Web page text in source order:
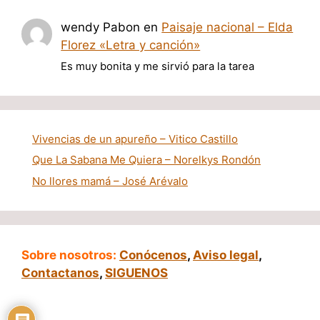
wendy Pabon en Paisaje nacional – Elda
Florez «Letra y canción»
Es muy bonita y me sirvió para la tarea
Vivencias de un apureño – Vitico Castillo
Que La Sabana Me Quiera – Norelkys Rondón
No llores mamá – José Arévalo
Sobre nosotros: Conócenos, Aviso legal,
Contactanos, SIGUENOS